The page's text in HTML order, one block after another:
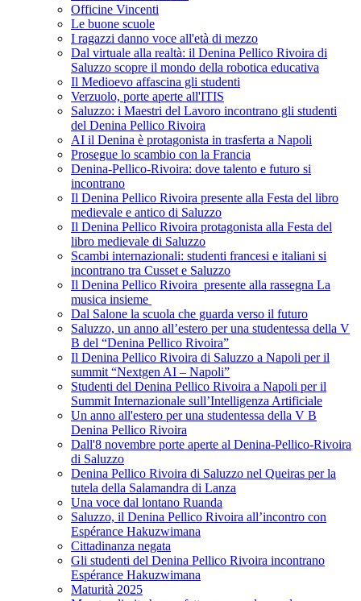
Officine Vincenti
Le buone scuole
I ragazzi danno voce all'età di mezzo
Dal virtuale alla realtà: il Denina Pellico Rivoira di
Saluzzo scopre il mondo della robotica educativa
Il Medioevo affascina gli studenti
Verzuolo, porte aperte all'ITIS
Saluzzo: i Maestri del Lavoro incontrano gli studenti
del Denina Pellico Rivoira
AI il Denina è protagonista in trasferta a Napoli
Prosegue lo scambio con la Francia
Denina-Pellico-Rivoira: dove talento e futuro si
incontrano
Il Denina Pellico Rivoira presente alla Festa del libro
medievale e antico di Saluzzo
Il Denina Pellico Rivoira protagonista alla Festa del
libro medievale di Saluzzo
Scambi internazionali: studenti francesi e italiani si
incontrano tra Cusset e Saluzzo
Il Denina Pellico Rivoira presente alla rassegna La
musica insieme
Dal Salone la scuola che guarda verso il futuro
Saluzzo, un anno all’estero per una studentessa della V
B del “Denina Pellico Rivoira”
Il Denina Pellico Rivoira di Saluzzo a Napoli per il
summit “Nextgen AI – Napoli”
Studenti del Denina Pellico Rivoira a Napoli per il
Summit Internazionale sull’Intelligenza Artificiale
Un anno all'estero per una studentessa della V B
Denina Pellico Rivoira
Dall'8 novembre porte aperte al Denina-Pellico-Rivoira
di Saluzzo
Denina Pellico Rivoira di Saluzzo nel Queiras per la
tutela della Salamandra di Lanza
Una voce dal lontano Ruanda
Saluzzo, il Denina Pellico Rivoira all’incontro con
Espérance Hakuzwimana
Cittadinanza negata
Gli studenti del Denina Pellico Rivoira incontrano
Espérance Hakuzwimana
Maturità 2025